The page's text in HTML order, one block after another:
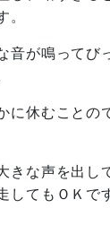
。
鳴ってびっ
むことので
声を出して
してもＯＫで